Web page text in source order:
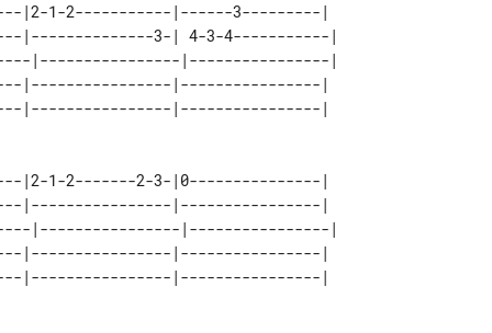
|2-1-2-----------|------3---------|
|--------------3-| 4-3-4-----------|
|----------------|----------------|
|----------------|----------------|
|2-1-2-------2-3-|0---------------|
|----------------|----------------|
|----------------|----------------|
|----------------|----------------|